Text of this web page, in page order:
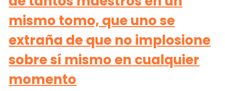
mismo tomo, que uno se
extraña de que no implosione
sobre sí mismo en cualquier
momento